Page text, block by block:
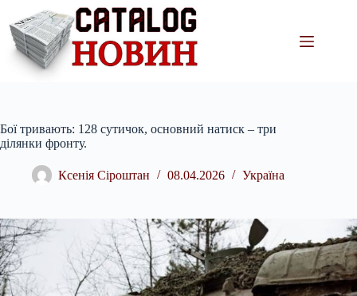
вмісту
Бої тривають: 128 сутичок, основний натиск – три
ділянки фронту.
Ксенія Сіроштан 08.04.2026 Україна